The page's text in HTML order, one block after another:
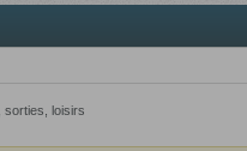
sorties, loisirs